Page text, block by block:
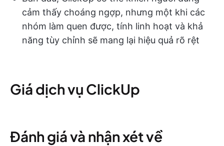
cảm thấy choáng ngợp, nhưng một khi các
nhóm làm quen được, tính linh hoạt và khả
năng tùy chỉnh sẽ mang lại hiệu quả rõ rệt
Giá dịch vụ ClickUp
Đánh giá và nhận xét về